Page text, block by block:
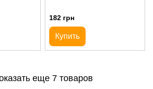
182 грн
Купить
еще 7 товаров